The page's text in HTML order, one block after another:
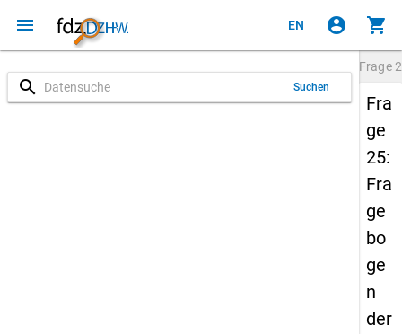
menu EN account_circle shopping_cart
search Suchen
Frage
Fra
ge
25:
Fra
ge
bo
ge
n
der